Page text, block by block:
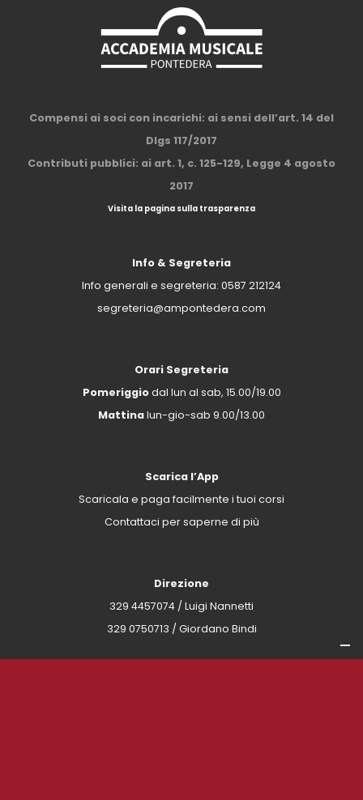
Compensi ai soci con incarichi: ai sensi dell’art. 14 del
Dlgs 117/2017
Contributi pubblici: ai art. 1, c. 125-129, Legge 4 agosto
2017
Visita la pagina sulla trasparenza
Info & Segreteria
Info generali e segreteria: 0587 212124
segreteria@ampontedera.com
Orari Segreteria
Pomeriggiodal lun al sab, 15.00/19.00
Mattinalun-gio-sab 9.00/13.00
Scarica l’App
Scaricala e paga facilmente i tuoi corsi
Contattaci per saperne di più
Direzione
329 4457074 / Luigi Nannetti
329 0750713 / Giordano Bindi